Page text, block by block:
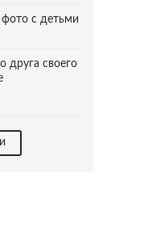
с детьми
друга своего